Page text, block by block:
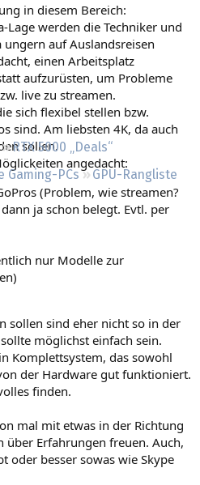
RTX 5000 „Deals“
Gaming-PCs
GPU-Rangliste
in diesem Bereich:
Lage werden die Techniker und
auf Auslandsreisen
einen Arbeitsplatz
aufzurüsten, um Probleme
live zu streamen.
sich flexibel stellen bzw.
sind. Am liebsten 4K, da auch
sollen.
angedacht:
(Problem, wie streamen?
ja schon belegt. Evtl. per
nur Modelle zur
sollen sind eher nicht so in der
möglichst einfach sein.
Komplettsystem, das sowohl
der Hardware gut funktioniert.
finden.
mal mit etwas in der Richtung
Erfahrungen freuen. Auch,
oder besser sowas wie Skype